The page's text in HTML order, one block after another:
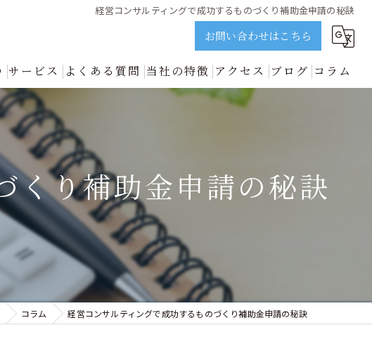
経営コンサルティングで成功するものづくり補助金申請の秘訣
お問い合わせはこちら
達をプロが誠実に解説 | ビジョンネクスト
｜資金繰り改善のプロが誠実に解説 | ビジョンネクスト
サービス よくある質問 当社の特徴
中小企業
事業再生
アクセス ブログ コラム
くり補助金申請の秘訣
コラム 経営コンサルティングで成功するものづくり補助金申請の秘訣